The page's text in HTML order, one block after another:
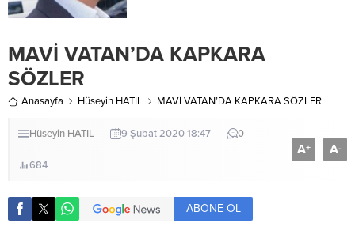
MAVİ VATAN’DA KAPKARA
SÖZLER
Anasayfa Hüseyin HATIL MAVİ VATAN’DA KAPKARA SÖZLER
Hüseyin HATIL 9 Şubat 2020 18:47 0
684
A+ A-
ABONE OL